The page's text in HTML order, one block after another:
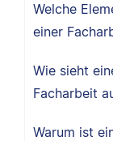
Welche
einer
Wie sieht
Facharbeit
Warum ist